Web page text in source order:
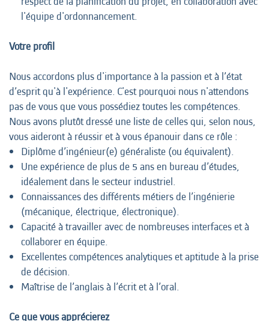
l'équipe d'ordonnancement.
Votre profil
Nous accordons plus d'importance à la passion et à l’état
d’esprit qu'à l'expérience. C'est pourquoi nous n'attendons
pas de vous que vous possédiez toutes les compétences.
Nous avons plutôt dressé une liste de celles qui, selon nous,
vous aideront à réussir et à vous épanouir dans ce rôle :
Diplôme d’ingénieur(e) généraliste (ou équivalent).
Une expérience de plus de 5 ans en bureau d’études,
idéalement dans le secteur industriel.
Connaissances des différents métiers de l’ingénierie
(mécanique, électrique, électronique).
Capacité à travailler avec de nombreuses interfaces et à
collaborer en équipe.
Excellentes compétences analytiques et aptitude à la prise
de décision.
Maîtrise de l’anglais à l’écrit et à l’oral.
Ce que vous apprécierez